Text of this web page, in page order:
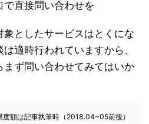
直接問い合わせを
象としたサービスはとくにな
適時行われていますから、
ず問い合わせてみてはいか
度額は記事執筆時（2018.04~05前後）